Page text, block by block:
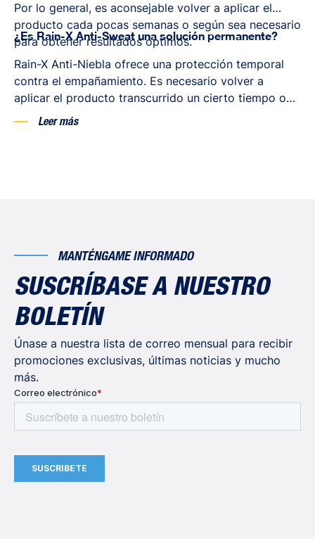
Por lo general, es aconsejable volver a aplicar el
producto cada pocas semanas o según sea necesario
para obtener resultados óptimos.
¿Es Rain-X Anti-Sweat una solución permanente?
Rain-X Anti-Niebla ofrece una protección temporal
contra el empañamiento. Es necesario volver a
aplicar el producto transcurrido un cierto tiempo o
cuando note que los efectos se desvanecen.
Leer más
MANTÉNGAME INFORMADO
SUSCRÍBASE A NUESTRO
BOLETÍN
Únase a nuestra lista de correo mensual para recibir
promociones exclusivas, últimas noticias y mucho
más.